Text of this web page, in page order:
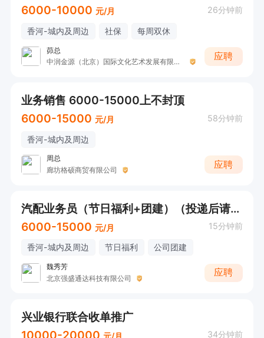
6000-10000 元/月 26分钟前
香河-城内及周边 社保 每周双休
茆总
中润金源（北京）国际文化艺术发展有限公司
应聘
业务销售 6000-15000上不封顶
6000-15000 元/月 58分钟前
香河-城内及周边
周总
廊坊格硕商贸有限公司
应聘
汽配业务员（节日福利+团建）（投递后请直接电话联系）
6000-15000 元/月 15分钟前
香河-城内及周边 节日福利 公司团建
魏秀芳
北京强盛通达科技有限公司
应聘
兴业银行联合收单推广
10000-20000 元/月 34分钟前